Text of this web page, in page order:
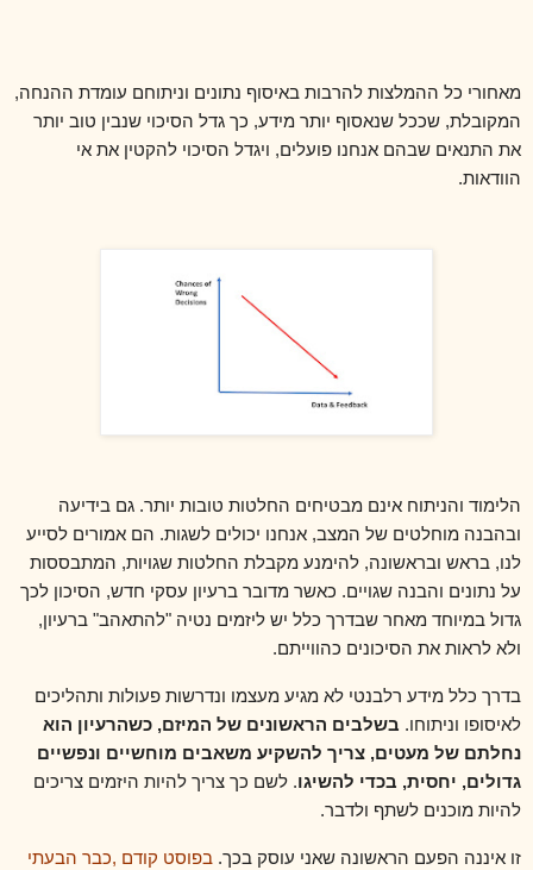
מאחורי כל ההמלצות להרבות באיסוף נתונים וניתוחם עומדת ההנחה,
המקובלת, שככל שנאסוף יותר מידע, כך גדל הסיכוי שנבין טוב יותר
את התנאים שבהם אנחנו פועלים, ויגדל הסיכוי להקטין את אי
הוודאות.
הלימוד והניתוח אינם מבטיחים החלטות טובות יותר. גם בידיעה
ובהבנה מוחלטים של המצב, אנחנו יכולים לשגות. הם אמורים לסייע
לנו, בראש ובראשונה, להימנע מקבלת החלטות שגויות, המתבססות
על נתונים והבנה שגויים. כאשר מדובר ברעיון עסקי חדש, הסיכון לכך
גדול במיוחד מאחר שבדרך כלל יש ליזמים נטיה "להתאהב" ברעיון,
ולא לראות את הסיכונים כהווייתם.
בדרך כלל מידע רלבנטי לא מגיע מעצמו ונדרשות פעולות ותהליכים
לאיסופו וניתוחו. בשלבים הראשונים של המיזם, כשהרעיון הוא
נחלתם של מעטים, צריך להשקיע משאבים מוחשיים ונפשיים
גדולים, יחסית, בכדי להשיגו. לשם כך צריך להיות היזמים צריכים
להיות מוכנים לשתף ולדבר.
זו איננה הפעם הראשונה שאני עוסק בכך. בפוסט קודם ,כבר הבעתי